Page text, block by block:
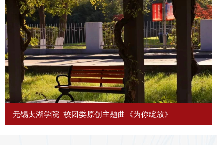
无锡太湖学院_校团委原创主题曲《为你绽放》